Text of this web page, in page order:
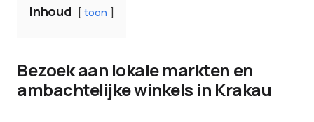
Inhoud toon
Bezoek aan lokale markten en
ambachtelijke winkels in Krakau